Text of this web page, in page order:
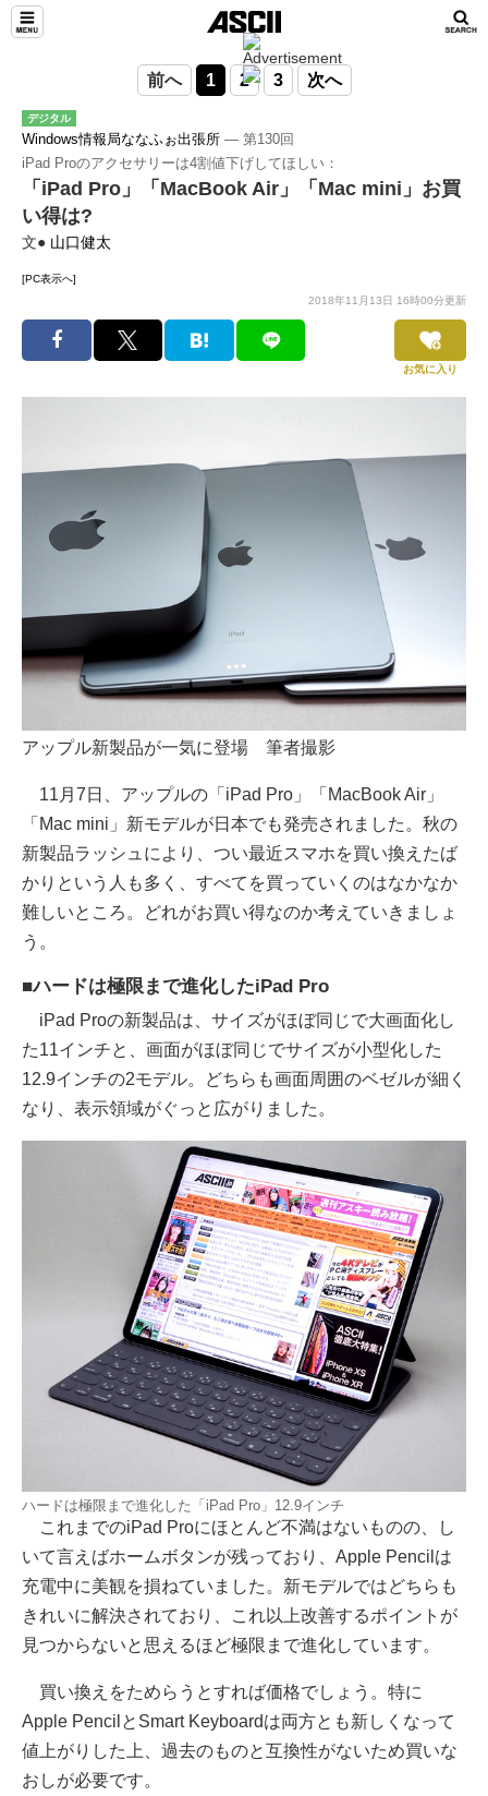
前へ 1 2 3 次へ
デジタル
Windows情報局ななふぉ出張所 ― 第130回
iPad Proのアクセサリーは4割値下げしてほしい：
「iPad Pro」「MacBook Air」「Mac mini」お買
い得は?
文● 山口健太
[PC表示へ]
2018年11月13日 16時00分更新
お気に入り
アップル新製品が一気に登場 筆者撮影
11月7日、アップルの「iPad Pro」「MacBook Air」
「Mac mini」新モデルが日本でも発売されました。秋の
新製品ラッシュにより、つい最近スマホを買い換えたば
かりという人も多く、すべてを買っていくのはなかなか
難しいところ。どれがお買い得なのか考えていきましょ
う。
■ハードは極限まで進化したiPad Pro
iPad Proの新製品は、サイズがほぼ同じで大画面化し
た11インチと、画面がほぼ同じでサイズが小型化した
12.9インチの2モデル。どちらも画面周囲のベゼルが細く
なり、表示領域がぐっと広がりました。
ハードは極限まで進化した「iPad Pro」12.9インチ
これまでのiPad Proにほとんど不満はないものの、し
いて言えばホームボタンが残っており、Apple Pencilは
充電中に美観を損ねていました。新モデルではどちらも
きれいに解決されており、これ以上改善するポイントが
見つからないと思えるほど極限まで進化しています。
買い換えをためらうとすれば価格でしょう。特に
Apple PencilとSmart Keyboardは両方とも新しくなって
値上がりした上、過去のものと互換性がないため買いな
おしが必要です。